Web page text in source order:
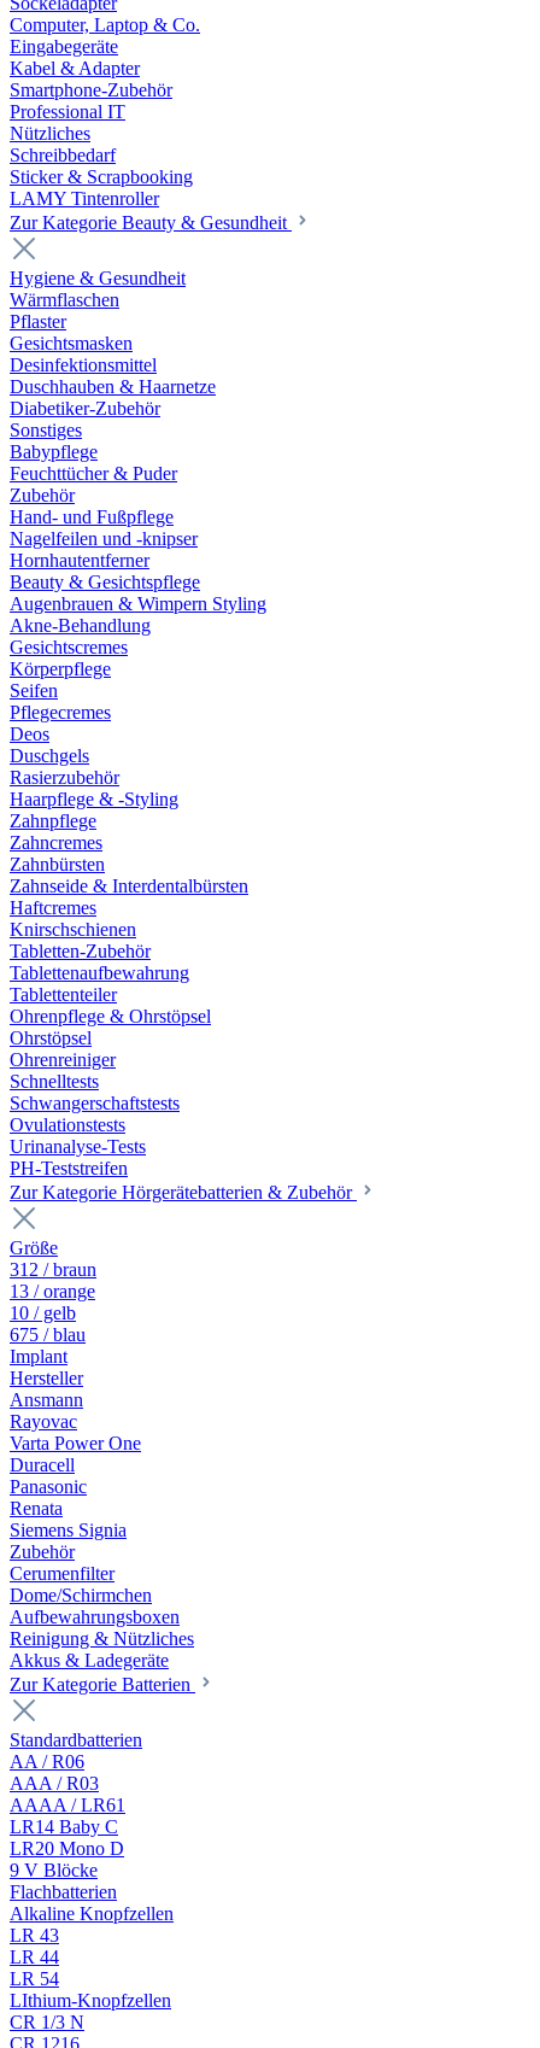
Computer, Laptop & Co.
Eingabegeräte
Kabel & Adapter
Smartphone-Zubehör
Professional IT
Nützliches
Schreibbedarf
Sticker & Scrapbooking
LAMY Tintenroller
Zur Kategorie Beauty & Gesundheit
Hygiene & Gesundheit
Wärmflaschen
Pflaster
Gesichtsmasken
Desinfektionsmittel
Duschhauben & Haarnetze
Diabetiker-Zubehör
Sonstiges
Babypflege
Feuchttücher & Puder
Zubehör
Hand- und Fußpflege
Nagelfeilen und -knipser
Hornhautentferner
Beauty & Gesichtspflege
Augenbrauen & Wimpern Styling
Akne-Behandlung
Gesichtscremes
Körperpflege
Seifen
Pflegecremes
Deos
Duschgels
Rasierzubehör
Haarpflege & -Styling
Zahnpflege
Zahncremes
Zahnbürsten
Zahnseide & Interdentalbürsten
Haftcremes
Knirschschienen
Tabletten-Zubehör
Tablettenaufbewahrung
Tablettenteiler
Ohrenpflege & Ohrstöpsel
Ohrstöpsel
Ohrenreiniger
Schnelltests
Schwangerschaftstests
Ovulationstests
Urinanalyse-Tests
PH-Teststreifen
Zur Kategorie Hörgerätebatterien & Zubehör
Größe
312 / braun
13 / orange
10 / gelb
675 / blau
Implant
Hersteller
Ansmann
Rayovac
Varta Power One
Duracell
Panasonic
Renata
Siemens Signia
Zubehör
Cerumenfilter
Dome/Schirmchen
Aufbewahrungsboxen
Reinigung & Nützliches
Akkus & Ladegeräte
Zur Kategorie Batterien
Standardbatterien
AA / R06
AAA / R03
AAAA / LR61
LR14 Baby C
LR20 Mono D
9 V Blöcke
Flachbatterien
Alkaline Knopfzellen
LR 43
LR 44
LR 54
LIthium-Knopfzellen
CR 1/3 N
CR 1216